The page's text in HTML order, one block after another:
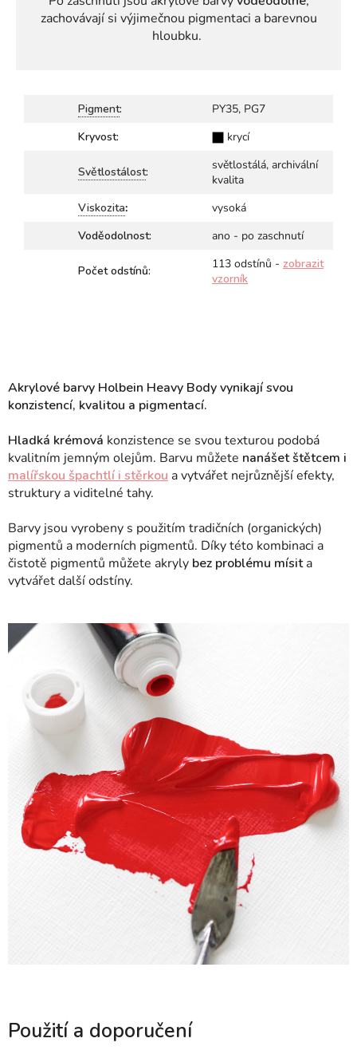
zachovávají si výjimečnou pigmentaci a barevnou
hloubku.
Pigment:
PY35, PG7
Kryvost:
krycí
Světlostálost:
světlostálá, archivální
kvalita
Viskozita:
vysoká
Voděodolnost:
ano - po zaschnutí
Počet odstínů: 113 odstínů - zobrazit
vzorník
Akrylové barvy Holbein Heavy Body vynikají svou
konzistencí, kvalitou a pigmentací.
Hladká krémová konzistence se svou texturou podobá
kvalitním jemným olejům. Barvu můžete nanášet štětcem i
malířskou špachtlí i stěrkou a vytvářet nejrůznější efekty,
struktury a viditelné tahy.
Barvy jsou vyrobeny s použitím tradičních (organických)
pigmentů a moderních pigmentů. Díky této kombinaci a
čistotě pigmentů můžete akryly bez problému mísita
vytvářet další odstíny.
Použití a doporučení